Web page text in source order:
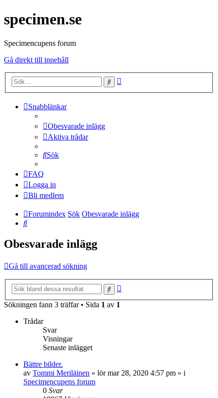
specimen.se
Specimencupens forum
Gå direkt till innehåll
Sök
Snabblänkar
Obesvarade inlägg
Aktiva trådar
Sök
FAQ
Logga in
Bli medlem
Forumindex Sök Obesvarade inlägg
Sök
Obesvarade inlägg
Gå till avancerad sökning
Sök
Sökningen fann 3 träffar • Sida 1 av 1
Trådar
Svar
Visningar
Senaste inlägget
Bättre bilder.
av Tommi Meriläinen » lör mar 28, 2020 4:57 pm » i
Specimencupens forum
0 Svar